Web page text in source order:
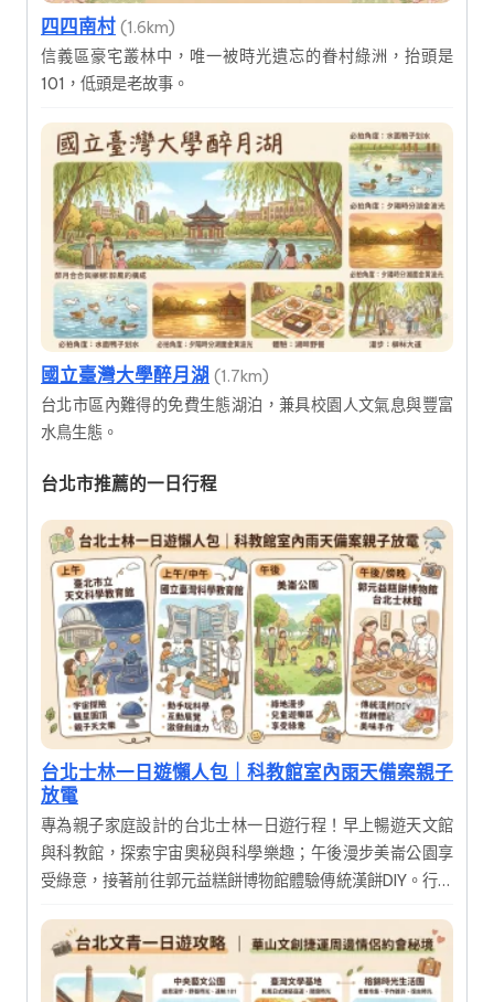
四四南村 (1.6km)
信義區豪宅叢林中，唯一被時光遺忘的眷村綠洲，抬頭是
101，低頭是老故事。
國立臺灣大學醉月湖 (1.7km)
台北市區內難得的免費生態湖泊，兼具校園人文氣息與豐富
水鳥生態。
台北市推薦的一日行程
台北士林一日遊懶人包｜科教館室內雨天備案親子
放電
專為親子家庭設計的台北士林一日遊行程！早上暢遊天文館
與科教館，探索宇宙奧秘與科學樂趣；午後漫步美崙公園享
受綠意，接著前往郭元益糕餅博物館體驗傳統漢餅DIY。行程
歸，輕鬆度過充實又有趣的假期。